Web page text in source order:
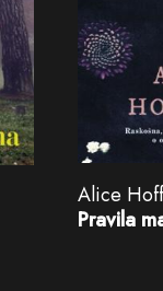
Alice
Pravila